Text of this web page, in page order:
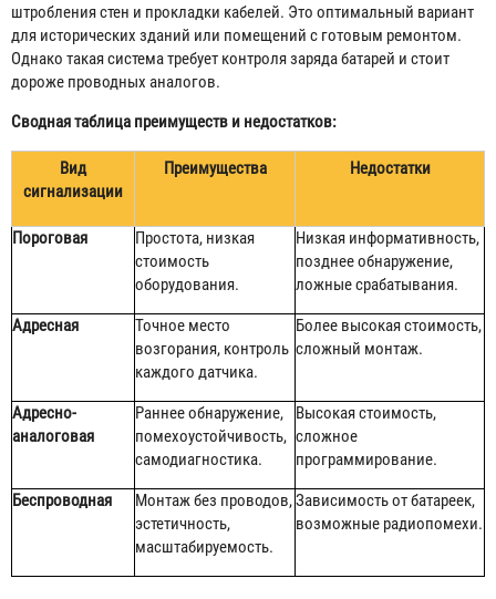
штробления стен и прокладки кабелей. Это оптимальный вариант
для исторических зданий или помещений с готовым ремонтом.
Однако такая система требует контроля заряда батарей и стоит
дороже проводных аналогов.
Сводная таблица преимуществ и недостатков:
Вид
сигнализации
Преимущества Недостатки
Пороговая
Простота, низкая
стоимость
оборудования.
Низкая информативность,
позднее обнаружение,
ложные срабатывания.
Адресная
Точное место
возгорания, контроль
каждого датчика.
Более высокая стоимость,
сложный монтаж.
Адресно-
аналоговая
Раннее обнаружение,
помехоустойчивость,
самодиагностика.
Высокая стоимость,
сложное
программирование.
Беспроводная
Монтаж без проводов,
эстетичность,
масштабируемость.
Зависимость от батареек,
возможные радиопомехи.